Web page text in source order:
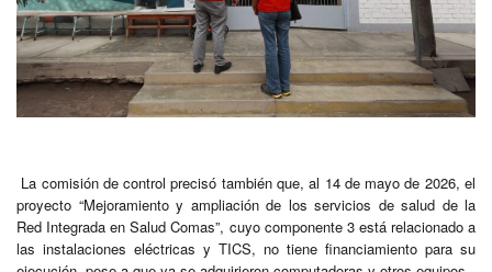
La comisión de control precisó también que, al 14 de mayo de 2026, el
proyecto “Mejoramiento y ampliación de los servicios de salud de la
Red Integrada en Salud Comas”, cuyo componente 3 está relacionado a
las instalaciones eléctricas y TICS, no tiene financiamiento para su